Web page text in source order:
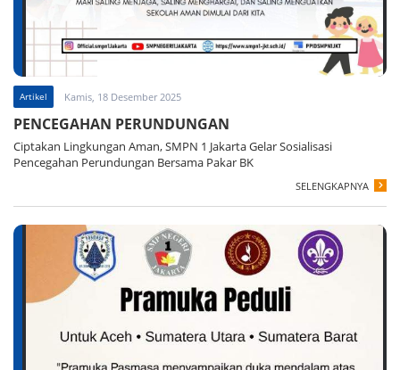
Artikel Kamis, 18 Desember 2025
PENCEGAHAN PERUNDUNGAN
Ciptakan Lingkungan Aman, SMPN 1 Jakarta Gelar Sosialisasi
Pencegahan Perundungan Bersama Pakar BK
SELENGKAPNYA